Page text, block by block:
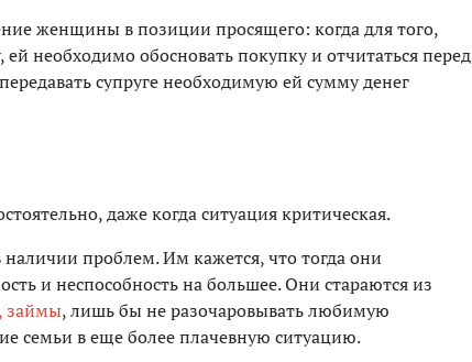
женщины в позиции просящего: когда для того,
необходимо обосновать покупку и отчитаться перед
супруге необходимую ей сумму денег
даже когда ситуация критическая.
проблем. Им кажется, что тогда они
и неспособность на большее. Они стараются из
займы, лишь бы не разочаровывать любимую
семьи в еще более плачевную ситуацию.